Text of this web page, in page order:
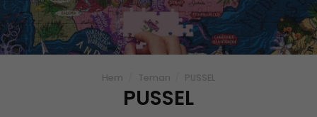
Hem Teman PUSSEL
PUSSEL